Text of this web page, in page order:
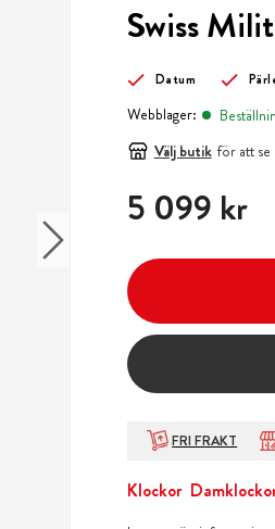
Swiss
Datum
Webblager:
Välj butik för att se
Pris :5 099 kr
5 099 kr
FRI FRAKT
Klockor